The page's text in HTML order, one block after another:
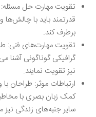
تقویت مهارت حل
قدرتمند باید با
برطرف کند.
تقویت مهارت‌های فنی:
گرافیکی گوناگونی آشنا
نیز تقویت نمایند.
ارتباطات موثر: طراحان
کمک زبان بصری با
سایر جنبه‌های زندگی نیز